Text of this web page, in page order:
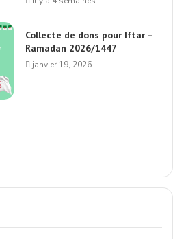
Collecte de dons pour Iftar –
Ramadan 2026/1447
janvier 19, 2026